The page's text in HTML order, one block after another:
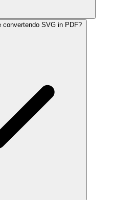
convertendo SVG in PDF?